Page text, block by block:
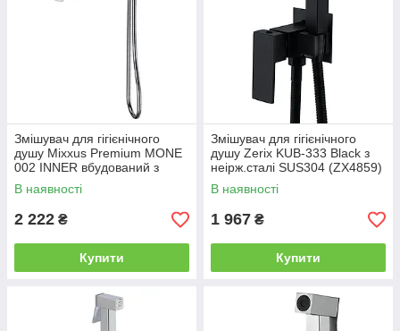
Змішувач для гігієнічного
душу Mixxus Premium MONE
002 INNER вбудований з
лійкою (MI6773)
В наявності
2 222 ₴
Купити
Змішувач для гігієнічного
душу Zerix KUB-333 Black з
неірж.сталі SUS304 (ZX4859)
В наявності
1 967 ₴
Купити